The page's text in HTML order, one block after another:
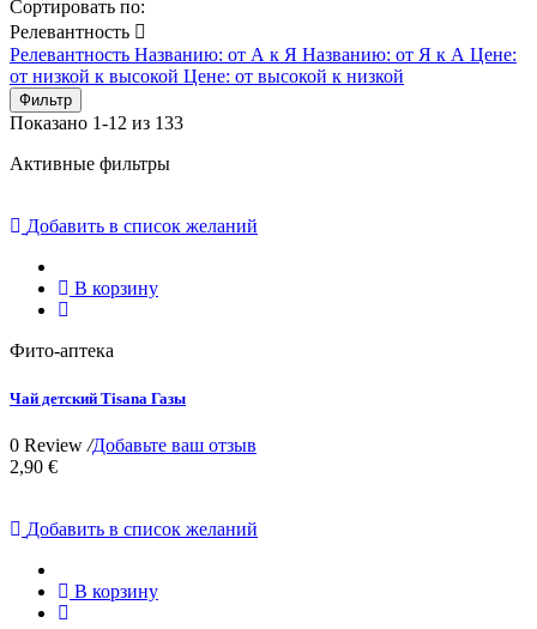
Сортировать по:
Релевантность 
Релевантность Названию: от А к Я Названию: от Я к А Цене:
от низкой к высокой Цене: от высокой к низкой
Фильтр
Показано 1-12 из 133
Активные фильтры
Добавить в список желаний
В корзину
Фито-аптека
Чай детский Tisana Газы
0 Review /Добавьте ваш отзыв
2,90 €
Добавить в список желаний
В корзину